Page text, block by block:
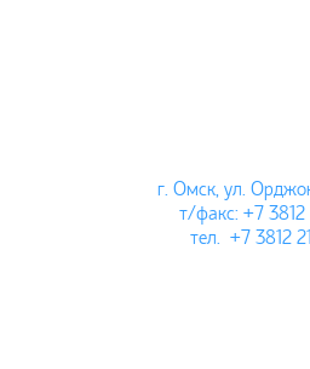
г. Омск, ул.
т/факс: +7 3812
тел. +7 3812